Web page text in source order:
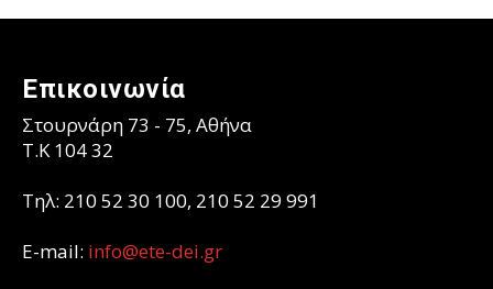
Επικοινωνία
Στουρνάρη 73 - 75, Αθήνα
T.K 104 32
Τηλ: 210 52 30 100, 210 52 29 991
E-mail: info@ete-dei.gr